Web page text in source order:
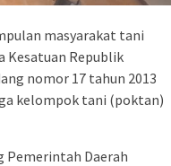
masyarakat tani
Kesatuan Republik
nomor 17 tahun 2013
kelompok tani (poktan)
Pemerintah Daerah